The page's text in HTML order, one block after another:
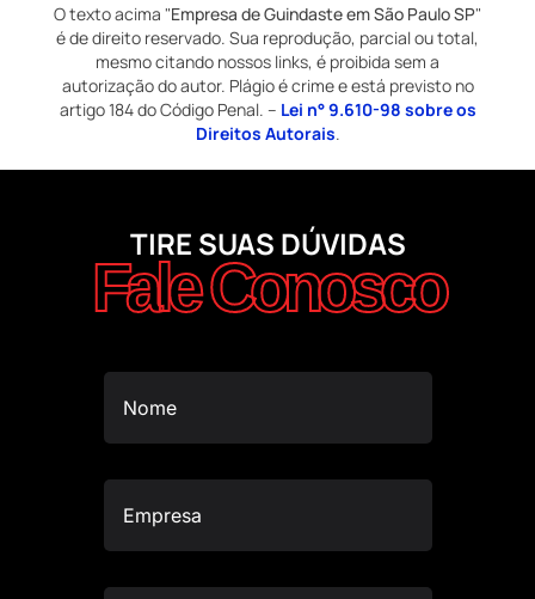
O texto acima "Empresa de Guindaste em São Paulo SP"
é de direito reservado. Sua reprodução, parcial ou total,
mesmo citando nossos links, é proibida sem a
autorização do autor. Plágio é crime e está previsto no
artigo 184 do Código Penal. – Lei n° 9.610-98 sobre os
Direitos Autorais.
TIRE SUAS DÚVIDAS
Fale Conosco